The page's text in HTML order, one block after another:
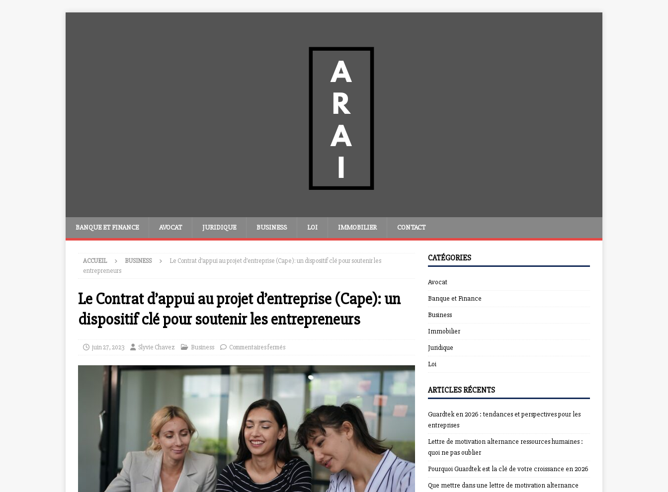
BANQUE ET FINANCE AVOCAT JURIDIQUE BUSINESS LOI IMMOBILIER CONTACT
ACCUEIL BUSINESS
Le Contrat d’appui au projet d’entreprise (Cape): un dispositif clé pour soutenir les
entrepreneurs
Le Contrat d’appui au projet d’entreprise (Cape): un
dispositif clé pour soutenir les entrepreneurs
juin 27, 2023 Slyvie Chavez Business Commentaires fermés
CATÉGORIES
Avocat
Banque et Finance
Business
Immobilier
Juridique
Loi
ARTICLES RÉCENTS
Guardtek en 2026 : tendances et perspectives pour les
entreprises
Lettre de motivation alternance ressources humaines :
quoi ne pas oublier
Pourquoi Guardtek est la clé de votre croissance en 2026
Que mettre dans une lettre de motivation alternance